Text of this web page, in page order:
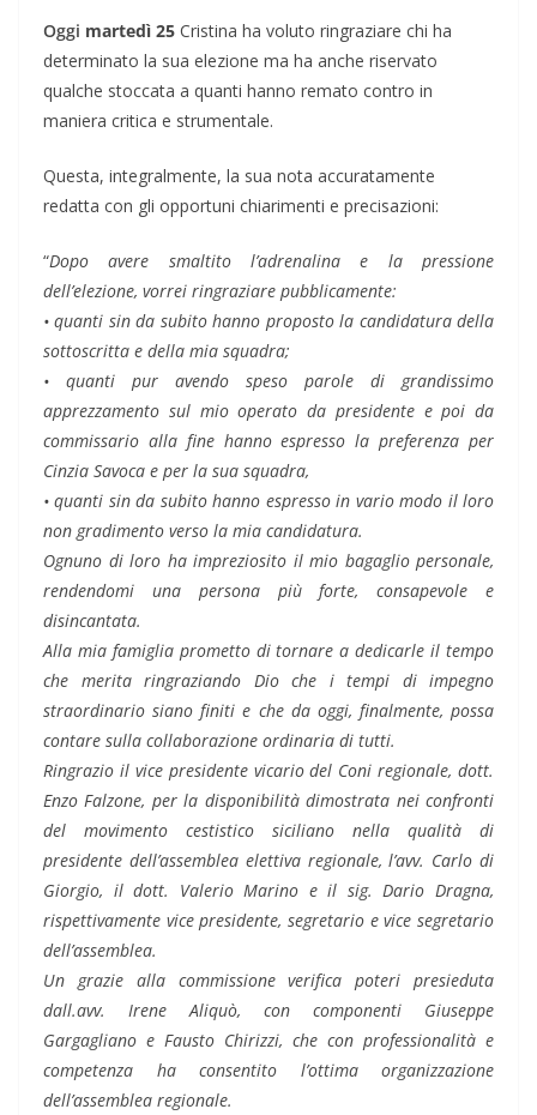
Oggi martedì 25 Cristina ha voluto ringraziare chi ha
determinato la sua elezione ma ha anche riservato
qualche stoccata a quanti hanno remato contro in
maniera critica e strumentale.
Questa, integralmente, la sua nota accuratamente
redatta con gli opportuni chiarimenti e precisazioni:
“Dopo avere smaltito l’adrenalina e la pressione
dell’elezione, vorrei ringraziare pubblicamente:
• quanti sin da subito hanno proposto la candidatura della
sottoscritta e della mia squadra;
• quanti pur avendo speso parole di grandissimo
apprezzamento sul mio operato da presidente e poi da
commissario alla fine hanno espresso la preferenza per
Cinzia Savoca e per la sua squadra,
• quanti sin da subito hanno espresso in vario modo il loro
non gradimento verso la mia candidatura.
Ognuno di loro ha impreziosito il mio bagaglio personale,
rendendomi una persona più forte, consapevole e
disincantata.
Alla mia famiglia prometto di tornare a dedicarle il tempo
che merita ringraziando Dio che i tempi di impegno
straordinario siano finiti e che da oggi, finalmente, possa
contare sulla collaborazione ordinaria di tutti.
Ringrazio il vice presidente vicario del Coni regionale, dott.
Enzo Falzone, per la disponibilità dimostrata nei confronti
del movimento cestistico siciliano nella qualità di
presidente dell’assemblea elettiva regionale, l’avv. Carlo di
Giorgio, il dott. Valerio Marino e il sig. Dario Dragna,
rispettivamente vice presidente, segretario e vice segretario
dell’assemblea.
Un grazie alla commissione verifica poteri presieduta
dall.avv. Irene Aliquò, con componenti Giuseppe
Gargagliano e Fausto Chirizzi, che con professionalità e
competenza ha consentito l’ottima organizzazione
dell’assemblea regionale.